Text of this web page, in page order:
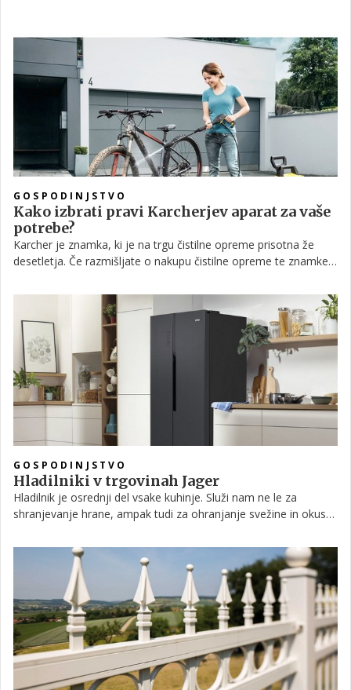
zasteklitve, vključno z edinstveno prednostjo možnosti
popolnega odprtja vseh stekel!
GOSPODINJSTVO
Kako izbrati pravi Karcherjev aparat za vaše
potrebe?
Karcher je znamka, ki je na trgu čistilne opreme prisotna že
desetletja. Če razmišljate o nakupu čistilne opreme te znamke,
izkoristiti njihove izdelke. Poglejmo nekaj ključnih točk, ki jih
morate upoštevati pri izbiri.
GOSPODINJSTVO
Hladilniki v trgovinah Jager
Hladilnik je osrednji del vsake kuhinje. Služi nam ne le za
shranjevanje hrane, ampak tudi za ohranjanje svežine in okusa
vsakodnevno rutino, zato je treba pri njegovi izbiri biti posebej
pozoren. Trgovine Jager so znane po široki ponudbi bele
tehnike, vključno s hladilniki, zato vam v tem članku ponujamo
smernice, kako izbrati pravega zase.